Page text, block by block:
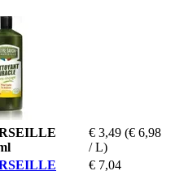
€ 3,49 (€ 6,98
/ L)
€ 7,04